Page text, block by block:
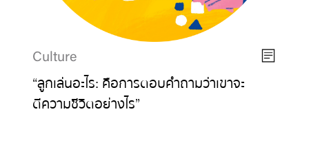
Culture
“ลูกเล่นอะไร: คือการตอบคำถามว่าเขาจะ
ตีความชีวิตอย่างไร”